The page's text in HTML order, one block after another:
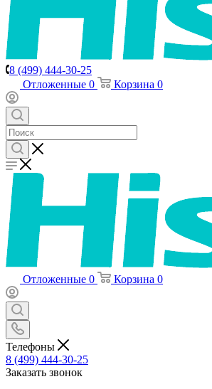
8 (499) 444-30-25
Отложенные 0 Корзина 0
Отложенные 0 Корзина 0
Телефоны
8 (499) 444-30-25
Заказать звонок